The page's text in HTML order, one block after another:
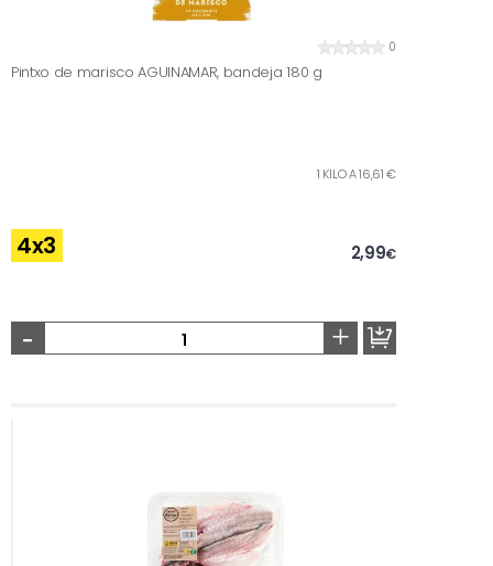
0
Pintxo de marisco AGUINAMAR, bandeja 180 g
1 KILO A 16,61 €
4x3 2,99€
- +